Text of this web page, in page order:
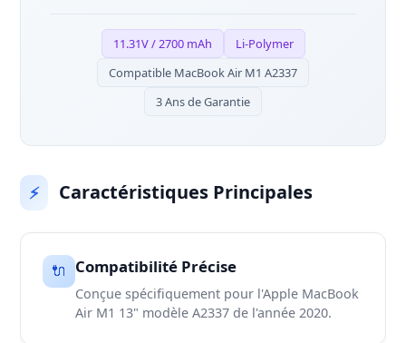
11.31V / 2700 mAh
Li-Polymer
Compatible MacBook Air M1 A2337
3 Ans de Garantie
⚡ Caractéristiques Principales
🔌 Compatibilité Précise
Conçue spécifiquement pour l'Apple MacBook
Air M1 13" modèle A2337 de l'année 2020.